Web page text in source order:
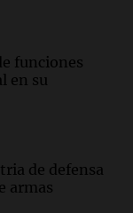
funciones
en su
de defensa
armas